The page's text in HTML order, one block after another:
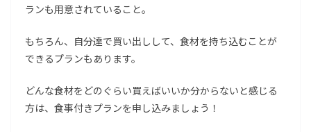
ランも用意されていること。
もちろん、自分達で買い出しして、食材を持ち込むことが
できるプランもあります。
どんな食材をどのぐらい買えばいいか分からないと感じる
方は、食事付きプランを申し込みましょう！